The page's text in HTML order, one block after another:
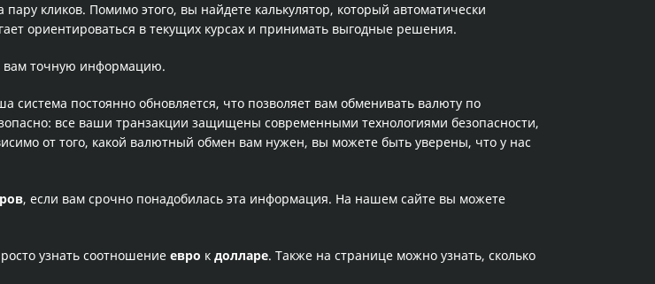
кликов. Помимо этого, вы найдете калькулятор, который автоматически
ориентироваться в текущих курсах и принимать выгодные решения.
вам точную информацию.
постоянно обновляется, что позволяет вам обменивать валюту по
все ваши транзакции защищены современными технологиями безопасности,
от того, какой валютный обмен вам нужен, вы можете быть уверены, что у нас
, если вам срочно понадобилась эта информация. На нашем сайте вы можете
узнать соотношение евро к долларе. Также на странице можно узнать, сколько